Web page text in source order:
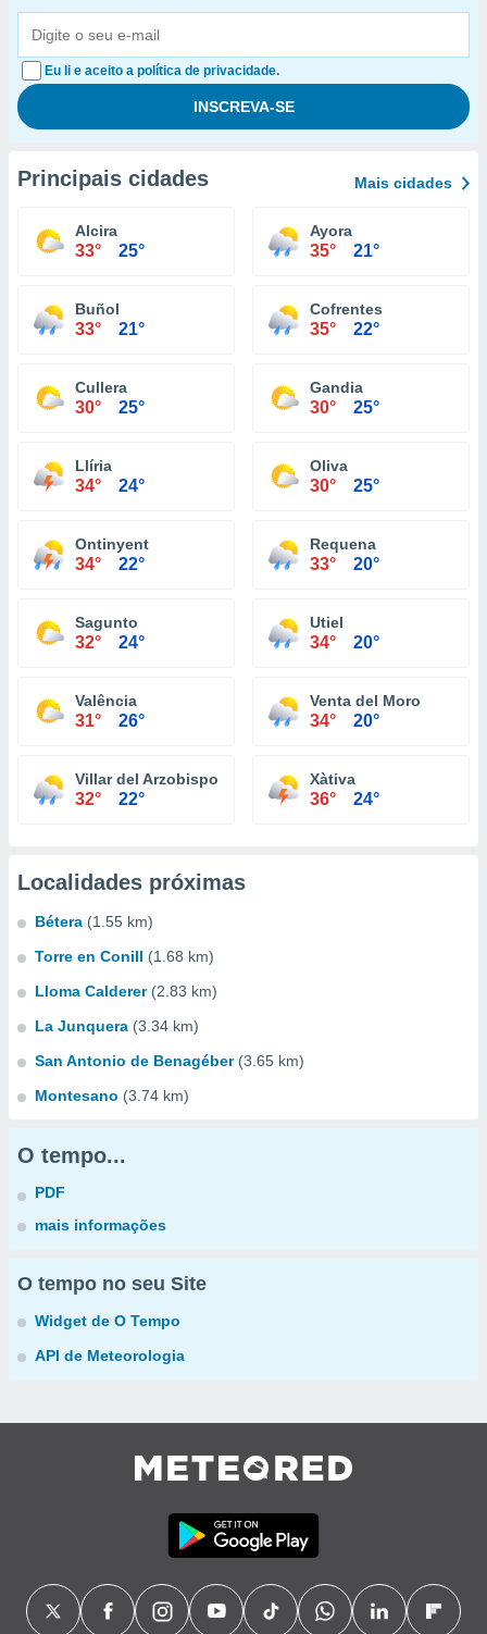
Eu li e aceito a política de privacidade.
Principais cidades Mais cidades
Alcira
33° 25°
Ayora
35° 21°
Buñol
33° 21°
Cofrentes
35° 22°
Cullera
30° 25°
Gandia
30° 25°
Llíria
34° 24°
Oliva
30° 25°
Ontinyent
34° 22°
Requena
33° 20°
Sagunto
32° 24°
Utiel
34° 20°
Valência
31° 26°
Venta del Moro
34° 20°
Villar del Arzobispo
32° 22°
Xàtiva
36° 24°
Localidades próximas
Bétera (1.55 km)
Torre en Conill (1.68 km)
Lloma Calderer (2.83 km)
La Junquera (3.34 km)
San Antonio de Benagéber (3.65 km)
Montesano (3.74 km)
O tempo...
PDF
mais informações
O tempo no seu Site
Widget de O Tempo
API de Meteorologia